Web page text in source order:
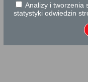
Analizy i tworzenia
statystyki odwiedzin